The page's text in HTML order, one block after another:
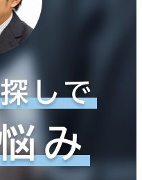
しで
み